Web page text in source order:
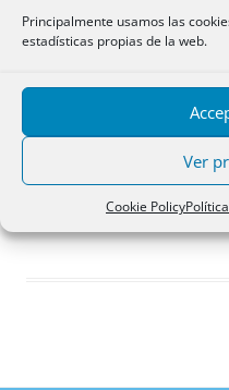
Principalmente usamos las
estadísticas propias de la web.
Ver
Cookie Policy
Acceder
Registro
¿Has olvidado tu